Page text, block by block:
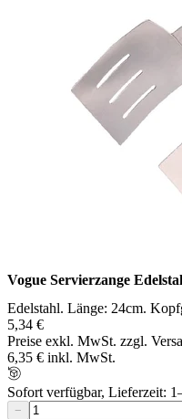
Vogue Servierzange
Edelstahl. Länge: 24cm.
5,34 €
Preise exkl. MwSt. zzgl.
6,35 € inkl. MwSt.
Sofort verfügbar, Lieferzeit:
−